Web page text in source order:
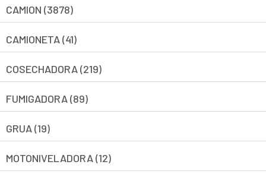
CAMION (3878)
CAMIONETA (41)
COSECHADORA (219)
FUMIGADORA (89)
GRUA (19)
MOTONIVELADORA (12)